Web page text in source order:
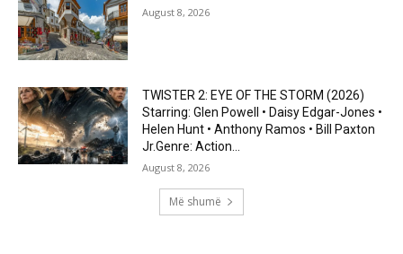
August 8, 2026
TWISTER 2: EYE OF THE STORM (2026)
Starring: Glen Powell • Daisy Edgar-Jones •
Helen Hunt • Anthony Ramos • Bill Paxton
Jr.Genre: Action...
August 8, 2026
Më shumë